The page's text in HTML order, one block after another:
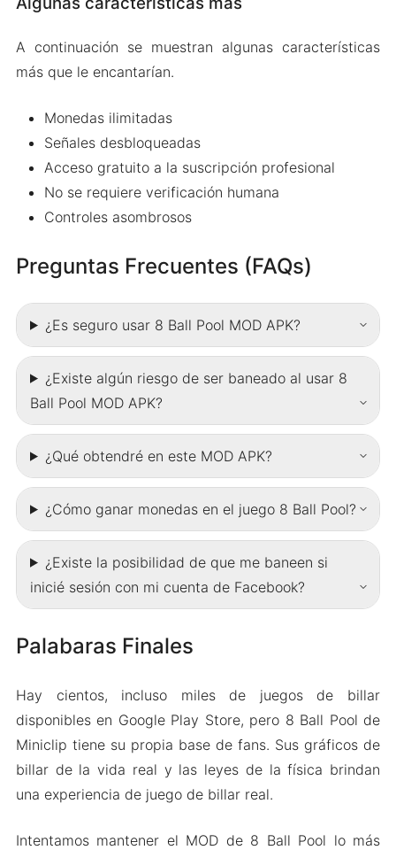
A continuación se muestran algunas características
más que le encantarían.
Monedas ilimitadas
Señales desbloqueadas
Acceso gratuito a la suscripción profesional
No se requiere verificación humana
Controles asombrosos
Preguntas Frecuentes (FAQs)
¿Es seguro usar 8 Ball Pool MOD APK?
¿Existe algún riesgo de ser baneado al usar 8
Ball Pool MOD APK?
¿Qué obtendré en este MOD APK?
¿Cómo ganar monedas en el juego 8 Ball Pool?
¿Existe la posibilidad de que me baneen si
inicié sesión con mi cuenta de Facebook?
Palabaras Finales
Hay cientos, incluso miles de juegos de billar
disponibles en Google Play Store, pero 8 Ball Pool de
Miniclip tiene su propia base de fans. Sus gráficos de
billar de la vida real y las leyes de la física brindan
una experiencia de juego de billar real.
Intentamos mantener el MOD de 8 Ball Pool lo más